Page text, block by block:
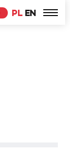
PL EN